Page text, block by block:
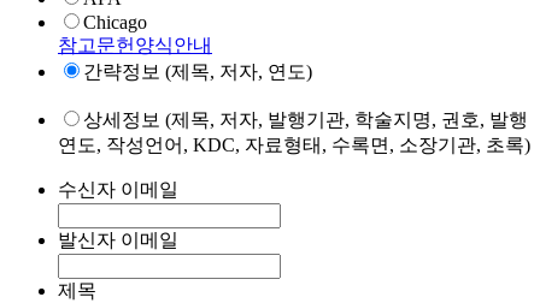
Chicago
참고문헌양식안내
간략정보 (제목, 저자, 연도)
상세정보 (제목, 저자, 발행기관, 학술지명, 권호, 발행
연도, 작성언어, KDC, 자료형태, 수록면, 소장기관, 초록)
수신자 이메일
발신자 이메일
제목